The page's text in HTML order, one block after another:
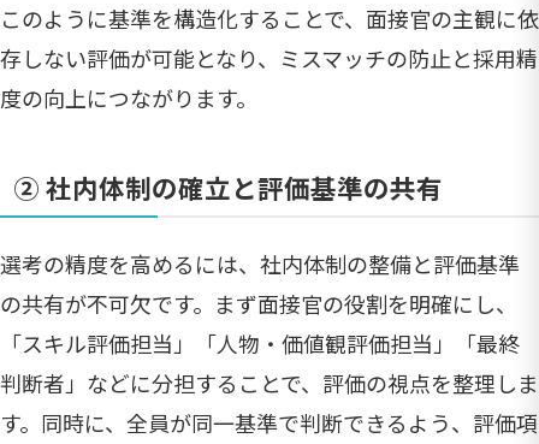
このように基準を構造化することで、面接官の主観に依
存しない評価が可能となり、ミスマッチの防止と採用精
度の向上につながります。
② 社内体制の確立と評価基準の共有
選考の精度を高めるには、社内体制の整備と評価基準
の共有が不可欠です。まず面接官の役割を明確にし、
「スキル評価担当」「人物・価値観評価担当」「最終
判断者」などに分担することで、評価の視点を整理しま
す。同時に、全員が同一基準で判断できるよう、評価項